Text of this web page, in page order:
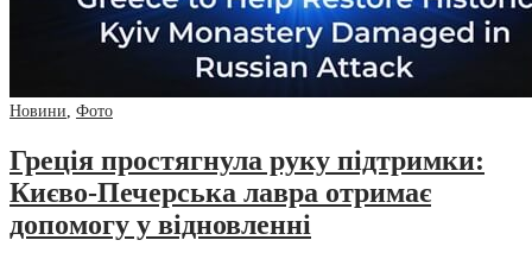
Новини Фото
Греція простягнула руку підтримки:
Києво-Печерська лавра отримає
допомогу у відновленні